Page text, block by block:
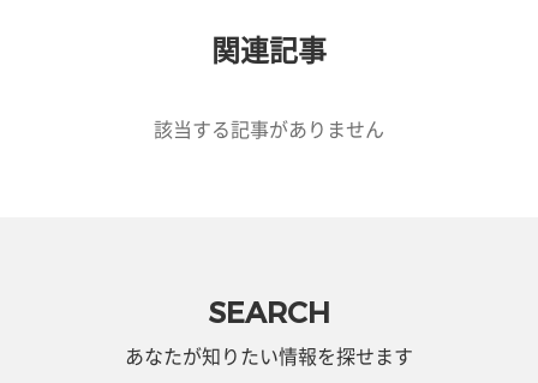
関連記事
該当する記事がありません
SEARCH
あなたが知りたい情報を探せます